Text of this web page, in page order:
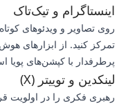
اینستاگرام و تیک‌تاک
روی تصاویر و ویدئوهای
تمرکز کنید. از ابزارهای
پرطرفدار با کپشن‌های پویا
لینکدین و توییتر (X)
رهبری فکری را در اولویت